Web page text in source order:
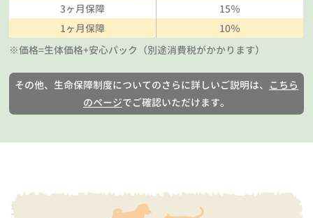
3ヶ月保障
15％
1ヶ月保障
10％
※価格=生体価格+安心パック（別途消費税がかかります）
その他、生命保障制度についてのさらに詳しいご説明は、 こちら
のページでご確認いただけます。